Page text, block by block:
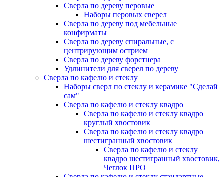
Сверла по дереву перовые
Наборы перовых сверел
Сверла по дереву под мебельные
конфирматы
Сверла по дереву спиральные, с
центрирующим острием
Сверла по дереву форстнера
Удлинители для сверел по дереву
Сверла по кафелю и стеклу
Наборы сверл по стеклу и керамике "Сделай
сам"
Сверла по кафелю и стеклу квадро
Сверла по кафелю и стеклу квадро
круглый хвостовик
Сверла по кафелю и стеклу квадро
шестигранный хвостовик
Сверла по кафелю и стеклу
квадро шестигранный хвостовик,
Чеглок ПРО